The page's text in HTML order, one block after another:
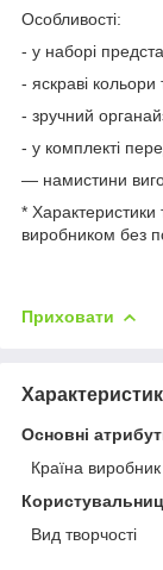
Особливості:
- у наборі
- яскраві кольори
- зручний
- у комплекті
— намистини
* Характеристики
виробником без
Приховати
Основні
Країна виробник
Вид творчості